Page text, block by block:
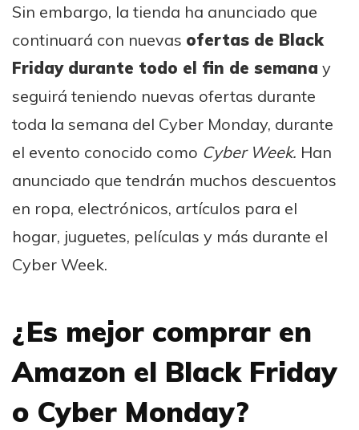
Sin embargo, la tienda ha anunciado que
continuará con nuevas ofertas de Black
Friday durante todo el fin de semana y
seguirá teniendo nuevas ofertas durante
toda la semana del Cyber Monday, durante
el evento conocido como Cyber Week. Han
anunciado que tendrán muchos descuentos
en ropa, electrónicos, artículos para el
hogar, juguetes, películas y más durante el
Cyber Week.
¿Es mejor comprar en
Amazon el Black Friday
o Cyber Monday?